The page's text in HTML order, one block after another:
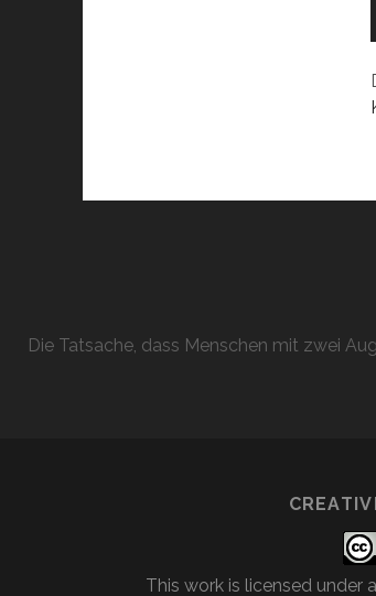
Die Tatsache, dass Menschen mit zwei
This work is licensed under a